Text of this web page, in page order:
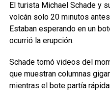
El turista Michael Schade y
volcán solo 20 minutos
Estaban esperando en un
ocurrió la erupción.
Schade tomó videos del
que muestran columnas
mientras el bote partía